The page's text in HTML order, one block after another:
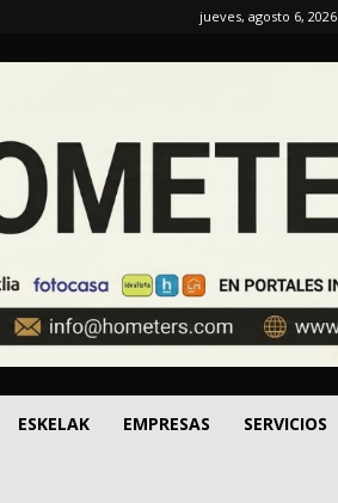
jueves, agosto 6, 2026
ESKELAK EMPRESAS SERVICIOS